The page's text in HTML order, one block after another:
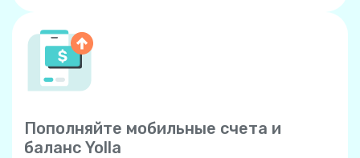
Пополняйте мобильные счета и
баланс Yolla